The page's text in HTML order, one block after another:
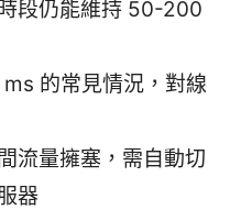
段仍能維持 50-200
的常見情況，對線
流量擁塞，需自動切
器